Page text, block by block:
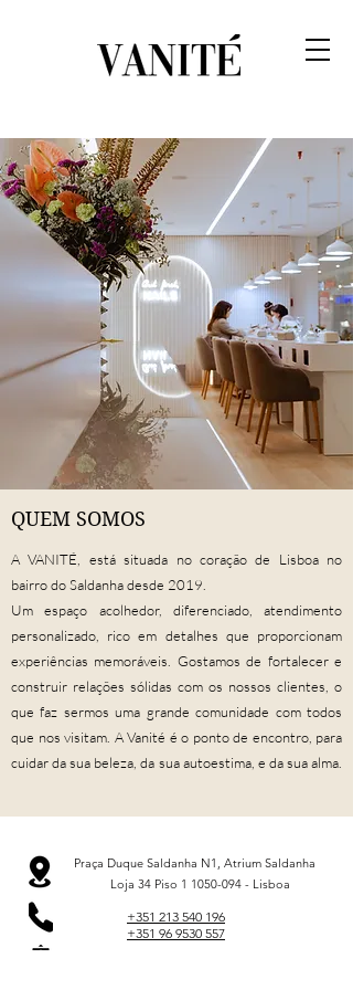
QUEM SOMOS
A VANITÉ, está situada no coração de Lisboa no
bairro do Saldanha desde 2019.
Um espaço acolhedor, diferenciado, atendimento
personalizado, rico em detalhes que proporcionam
experiências memoráveis. Gostamos de fortalecer e
construir relações sólidas com os nossos clientes, o
que faz sermos uma grande comunidade com todos
que nos visitam. A Vanité é o ponto de encontro, para
cuidar da sua beleza, da sua autoestima, e da sua alma.
Praça Duque Saldanha N1, Atrium Saldanha
Loja 34 Piso 1 1050-094- Lisboa
+351 213 540 196
+351 96 9530 557